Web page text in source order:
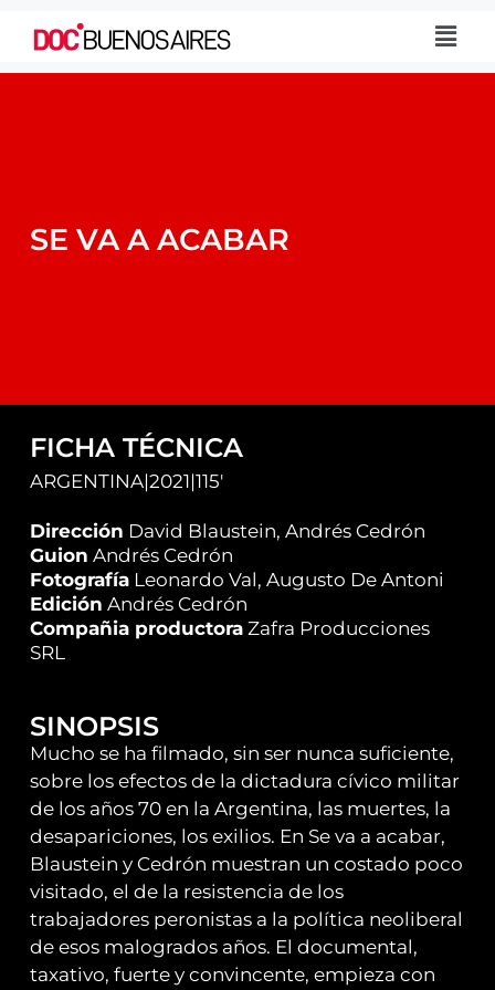
SE VA A ACABAR
FICHA TÉCNICA
ARGENTINA|2021|115'
Dirección David Blaustein, Andrés Cedrón
Guion Andrés Cedrón
Fotografía Leonardo Val, Augusto De Antoni
Edición Andrés Cedrón
Compañia productora Zafra Producciones
SRL
SINOPSIS
Mucho se ha filmado, sin ser nunca suficiente,
sobre los efectos de la dictadura cívico militar
de los años 70 en la Argentina, las muertes, la
desapariciones, los exilios. En Se va a acabar,
Blaustein y Cedrón muestran un costado poco
visitado, el de la resistencia de los
trabajadores peronistas a la política neoliberal
de esos malogrados años. El documental,
taxativo, fuerte y convincente, empieza con